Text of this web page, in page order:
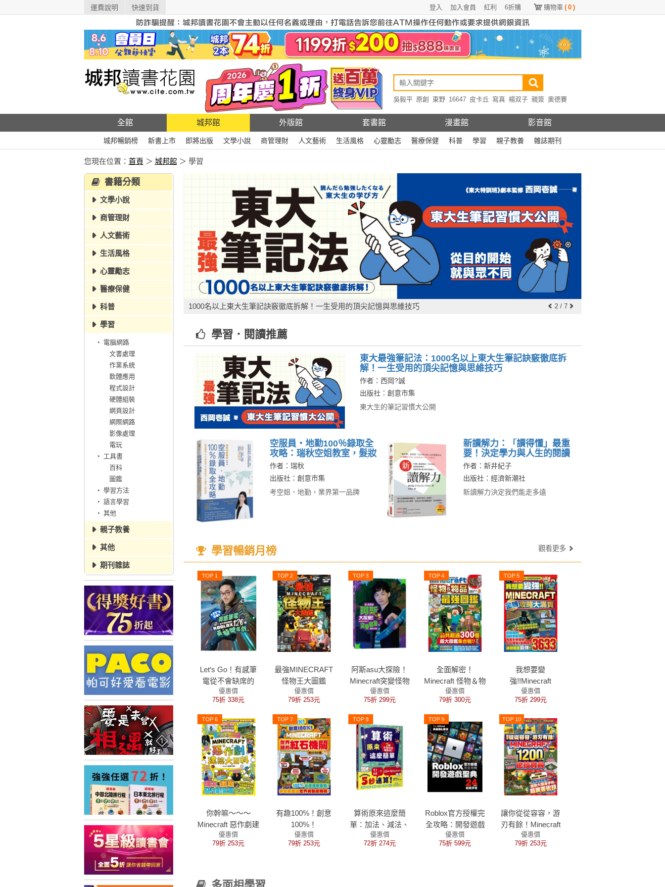
運費說明 快速到貨 購物車 ( 0 )
6折購
紅利
加入會員
登入
吳毅平 原創 東野 16647 皮卡丘 寫真 楊双子 親簽 奧德賽
全館 城邦館 外版館 套書館 漫畫館 影音館
城邦暢銷榜 新書上市 即將出版 文學小說 商管理財 人文藝術 生活風格 心靈勵志 醫療保健 科普 學習 親子教養 雜誌期刊
您現在位置： 首頁 ＞ 城邦館＞ 學習
書籍分類
文學小說
商管理財
人文藝術
生活風格
心靈勵志
醫療保健
科普
學習
電腦網路
文書處理
作業系統
軟體應用
程式設計
硬體組裝
網頁設計
網際網路
影像處理
電玩
工具書
百科
圖鑑
學習方法
語言學習
其他
親子教養
其他
期刊雜誌
1000名以上東大生筆記訣竅徹底拆解！一生受用的頂尖記憶與思維技巧 2/ 7
學習．閱讀推薦
東大最強筆記法：1000名以上東大生筆記訣竅徹底拆
解！一生受用的頂尖記憶與思維技巧
作者：西岡?誠
出版社：創意市集
東大生的筆記習慣大公開
空服員‧地勤100％錄取全
攻略：瑞秋空姐教室，髮妝
儀態 × 中英回答 × 面試技
巧 × 應考上榜指南
作者：瑞秋
出版社：創意市集
考空姐、地勤，業界第一品牌
新讀解力：「讀得懂」最重
要！決定學力與人生的閱讀
革命
作者：新井紀子
出版社：經濟新潮社
新讀解力決定我們能走多遠
學習暢銷月榜 觀看更多
TOP 1
Let‘s Go！有感筆
電從不會缺席的
120款Roblox最極
限遊戲
優惠價
75折 338元
TOP 2
最強MINECRAFT
怪物王大圖鑑
優惠價
79折 253元
TOP 3
阿斯asu大探險！
Minecraft突變怪物
圖鑑大百科
優惠價
75折 299元
TOP 4
全面解密！
Minecraft 怪物＆物
品最強圖鑑
優惠價
79折 300元
TOP 5
我想要變
強!!Minecraft
Switch版金牌攻略
大滿貫
優惠價
75折 299元
TOP 6
你幹嘛～～～
Minecraft 惡作劇建
築大百科
優惠價
79折 253元
TOP 7
有趣100%！創意
100%！
MINECRAFT世界
級的紅石機關-附
優惠價
79折 253元
TOP 8
算術原來這麼簡
單：加法、減法、
乘法、比例、分
數、約分，都能輕
優惠價
72折 274元
TOP 9
Roblox官方授權完
全攻略：開發遊戲
聖典24Hours就能
學會
優惠價
75折 599元
TOP 10
讓你從從容容，游
刃有餘！Minecraft
1200+α個密技寶典
優惠價
79折 253元